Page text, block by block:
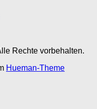
Rechte vorbehalten.
Hueman-Theme